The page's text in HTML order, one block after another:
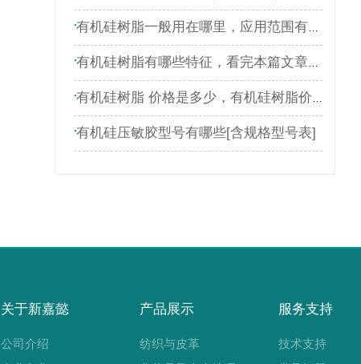
有机硅树脂一般用在哪里，应用范围有哪些
有机硅树脂有哪些特征，看完本篇文章就了解
有机硅树脂 价格是多少，有机硅树脂价格表
有机硅压敏胶型号有哪些[含规格型号表]
关于新嘉懿
公司介绍
产品展示
纺织与皮革
服务支持
技术支持